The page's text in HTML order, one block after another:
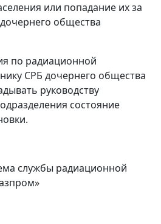
или попадание их за
общества
по радиационной
СРБ дочернего общества
руководству
состояние
службы радиационной